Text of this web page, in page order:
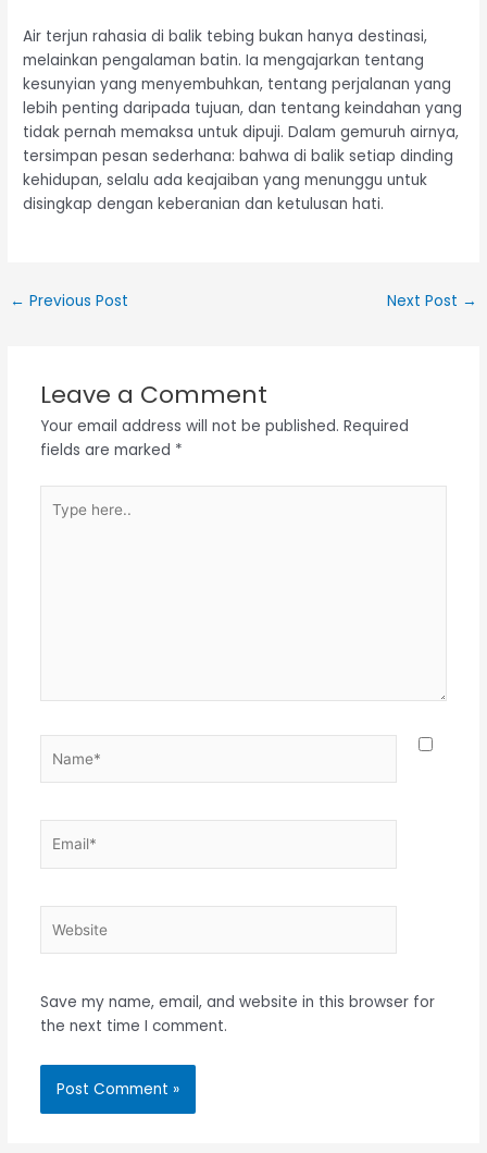
Air terjun rahasia di balik tebing bukan hanya destinasi,
melainkan pengalaman batin. Ia mengajarkan tentang
kesunyian yang menyembuhkan, tentang perjalanan yang
lebih penting daripada tujuan, dan tentang keindahan yang
tidak pernah memaksa untuk dipuji. Dalam gemuruh airnya,
tersimpan pesan sederhana: bahwa di balik setiap dinding
kehidupan, selalu ada keajaiban yang menunggu untuk
disingkap dengan keberanian dan ketulusan hati.
← Previous Post Next Post →
Leave a Comment
Your email address will not be published. Required
fields are marked *
here..
Save my name, email, and website in this browser for
the next time I comment.